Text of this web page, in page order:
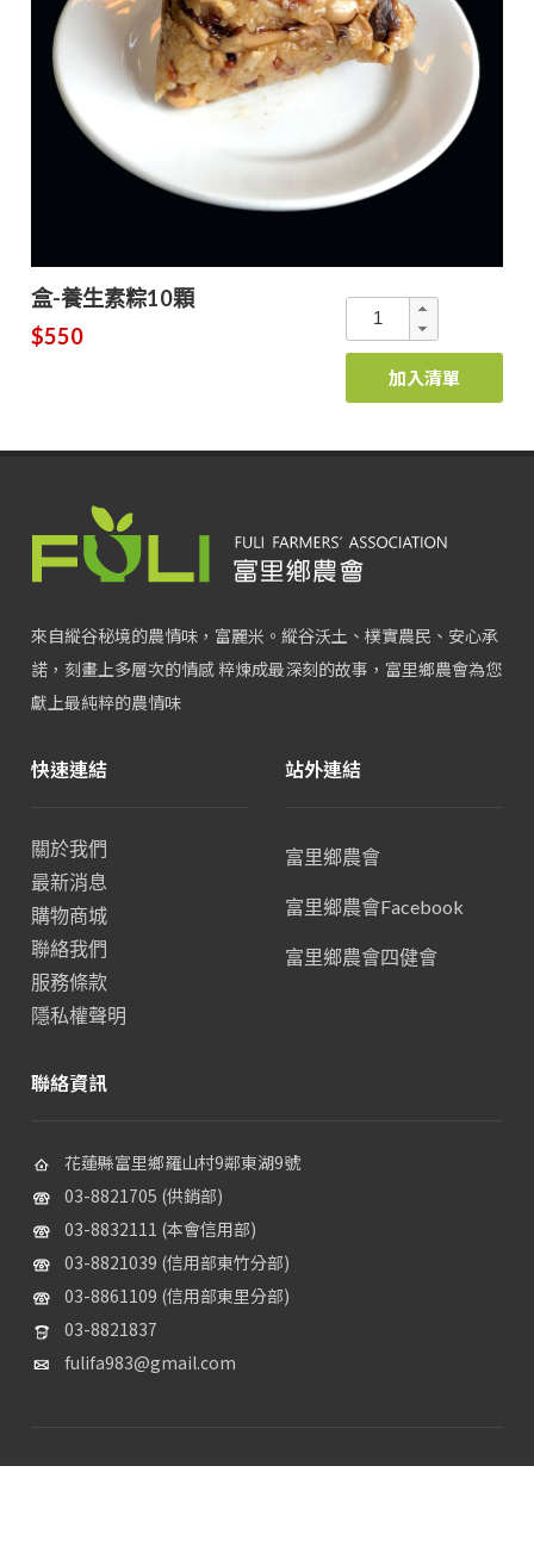
盒-養生素粽10顆
$550
加入清單
來自縱谷秘境的農情味，富麗米。縱谷沃土、樸實農民、安心承
諾，刻畫上多層次的情感 粹煉成最深刻的故事，富里鄉農會為您
獻上最純粹的農情味
快速連結
關於我們
最新消息
購物商城
聯絡我們
服務條款
隱私權聲明
站外連結
富里鄉農會
富里鄉農會Facebook
富里鄉農會四健會
聯絡資訊
花蓮縣富里鄉羅山村9鄰東湖9號
03-8821705 (供銷部)
03-8832111 (本會信用部)
03-8821039 (信用部東竹分部)
03-8861109 (信用部東里分部)
03-8821837
fulifa983@gmail.com